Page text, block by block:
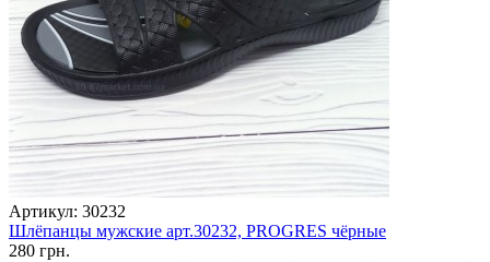
Артикул: 30232
Шлёпанцы мужские арт.30232, PROGRES чёрные
280 грн.